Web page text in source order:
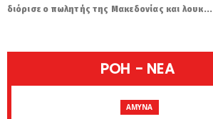
διόρισε ο πωλητής της Μακεδονίας και λουκ...
POH - NEA
AMYNA